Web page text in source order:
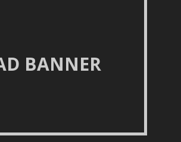
BANNER